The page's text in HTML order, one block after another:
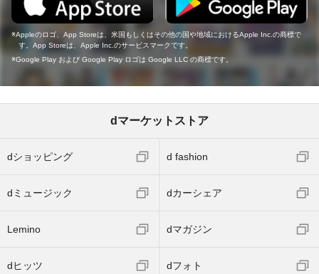
Appleのロゴ、App Storeは、米国もしくはその他の国や地域におけるApple Inc.の商標で
す。App Storeは、Apple Inc.のサービスマークです。
Google Play および Google Play ロゴは Google LLC の商標です。
dマーケットストア
dショッピング d fashion
dミュージック dカーシェア
Lemino dマガジン
dヒッツ dフォト